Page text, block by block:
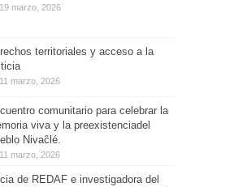
19 marzo, 2026
territoriales y acceso a la
11 marzo, 2026
comunitario para celebrar la
viva y la preexistenciadel
Nivaĉlé.
11 marzo, 2026
de REDAF e investigadora del